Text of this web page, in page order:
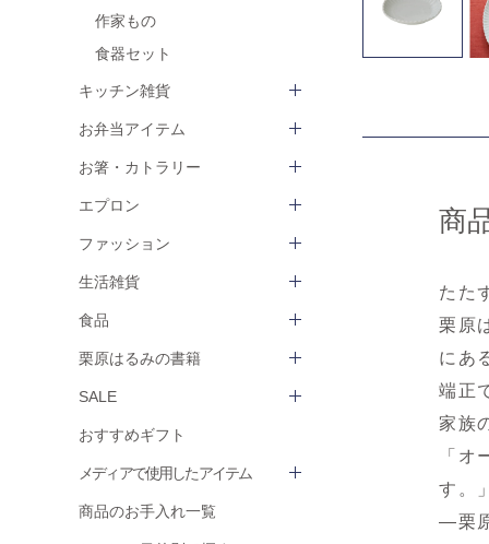
作家もの
食器セット
キッチン雑貨
お弁当アイテム
お箸・カトラリー
エプロン
ファッション
生活雑貨
食品
栗原はるみの書籍
SALE
おすすめギフト
メディアで使用したアイテム
商品のお手入れ一覧
商
たた
栗原
にあ
端正
家族
「
す。
―栗